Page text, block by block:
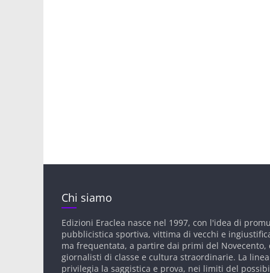
Chi siamo
Edizioni Eraclea nasce nel 1997, con l'idea di
pubblicistica sportiva, vittima di vecchi e
ma frequentata, a partire dai primi del Novecento,
giornalisti di classe e cultura straordinarie. La
privilegia la saggistica e prova, nei limiti del